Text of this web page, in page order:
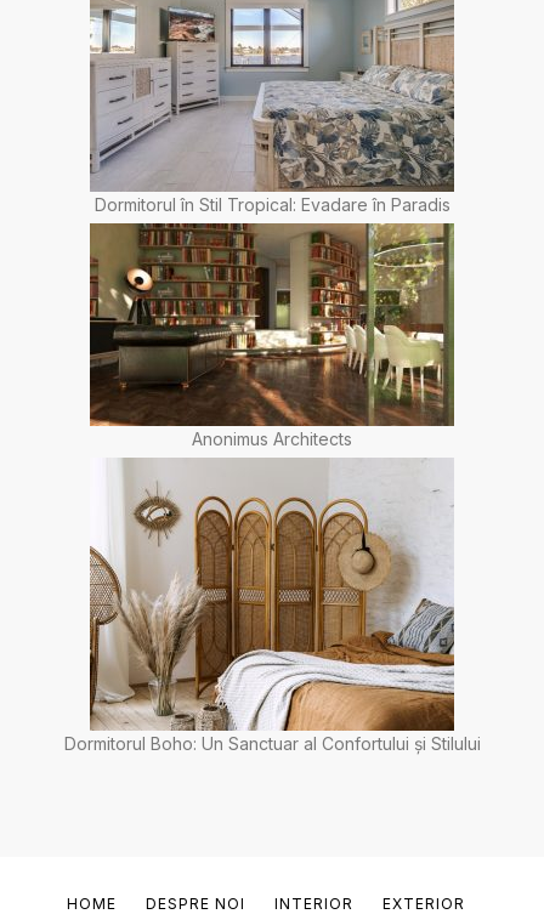
Dormitorul în Stil Tropical: Evadare în Paradis
Anonimus Architects
Dormitorul Boho: Un Sanctuar al Confortului și Stilului
HOME DESPRE NOI INTERIOR
EXTERIOR